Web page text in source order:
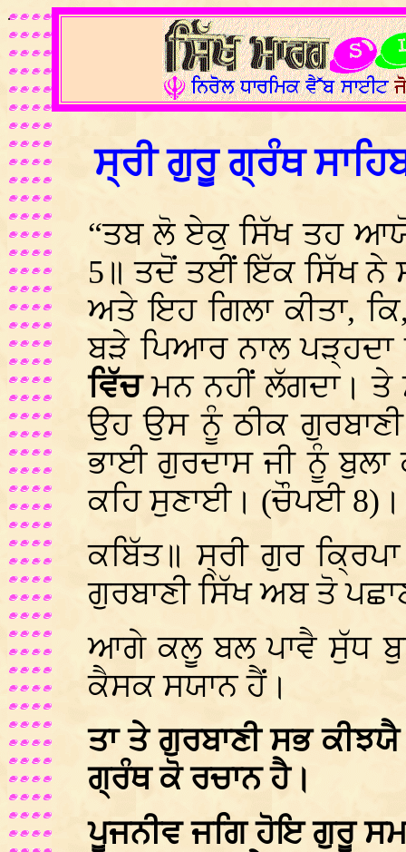
.
ਸ੍ਰੀ ਗੁਰੂ ਗ੍ਰੰਥ
“ਤਬ ਲੋ ਏਕੁ ਸਿੱਖ ਤਹ
5॥ ਤਦੋਂ ਤਈਂ ਇੱਕ ਸਿੱਖ ਨੇ
ਅਤੇ ਇਹ ਗਿਲਾ ਕੀਤਾ,
ਬੜੇ ਪਿਆਰ ਨਾਲ ਪੜ੍ਹਦਾ
ਵਿੱਚਮਨ ਨਹੀਂ ਲੱਗਦਾ। ਤੇ
ਉਹ ਉਸ ਨੂੰ ਠੀਕ
ਭਾਈ ਗੁਰਦਾਸ ਜੀ ਨੂੰ
ਕਹਿ ਸੁਣਾਈ। (ਚੌਪਈ 8)।
ਕਬਿੱਤ॥ ਸ੍ਰੀ ਗੁਰ
ਗੁਰਬਾਣੀ ਸਿੱਖ ਅਬ ਤੋ
ਆਗੇ ਕਲੂ ਬਲ ਪਾਵੈ ਸੁੱਧ
ਕੈਸਕ ਸਯਾਨ ਹੈਂ।
ਤਾ ਤੇ ਗੁਰਬਾਣੀ ਸਭ
ਗ੍ਰੰਥ ਕੋ ਰਚਾਨ ਹੈ।
ਪੂਜਨੀਵ ਜਗਿ ਹੋਇ ਗੁਰੂ